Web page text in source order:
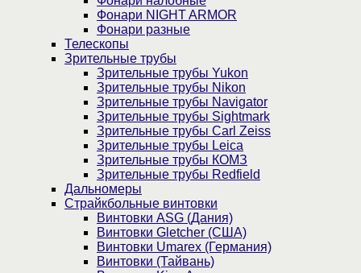
Фонари NIGHT ARMOR
Фонари разные
Телескопы
Зрительные трубы
Зрительные трубы Yukon
Зрительные трубы Nikon
Зрительные трубы Navigator
Зрительные трубы Sightmark
Зрительные трубы Carl Zeiss
Зрительные трубы Leica
Зрительные трубы КОМЗ
Зрительные трубы Redfield
Дальномеры
Страйкбольные винтовки
Винтовки ASG (Дания)
Винтовки Gletcher (США)
Винтовки Umarex (Германия)
Винтовки (Тайвань)